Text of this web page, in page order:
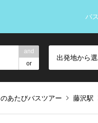
バ
and
or
出発地から
のあたびバスツアー 藤沢駅